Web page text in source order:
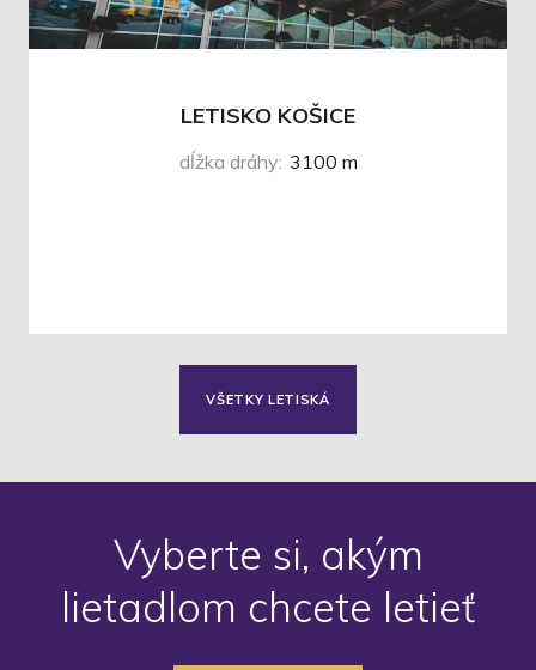
LETISKO KOŠICE
dĺžka dráhy: 3100 m
VŠETKY LETISKÁ
Vyberte si, akým
lietadlom chcete letieť